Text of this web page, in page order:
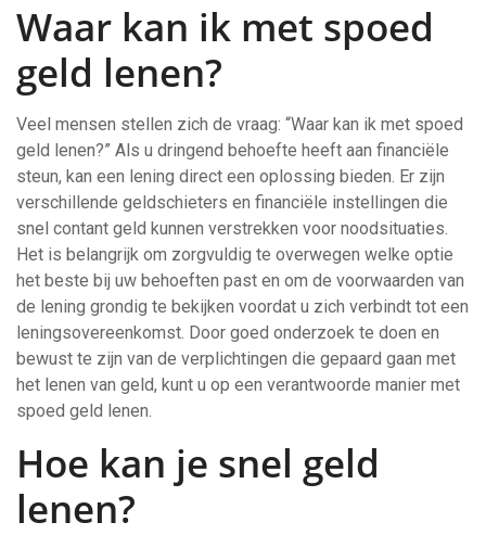
Waar kan ik met spoed
geld lenen?
Veel mensen stellen zich de vraag: “Waar kan ik met spoed
geld lenen?” Als u dringend behoefte heeft aan financiële
steun, kan een lening direct een oplossing bieden. Er zijn
verschillende geldschieters en financiële instellingen die
snel contant geld kunnen verstrekken voor noodsituaties.
Het is belangrijk om zorgvuldig te overwegen welke optie
het beste bij uw behoeften past en om de voorwaarden van
de lening grondig te bekijken voordat u zich verbindt tot een
leningsovereenkomst. Door goed onderzoek te doen en
bewust te zijn van de verplichtingen die gepaard gaan met
het lenen van geld, kunt u op een verantwoorde manier met
spoed geld lenen.
Hoe kan je snel geld
lenen?